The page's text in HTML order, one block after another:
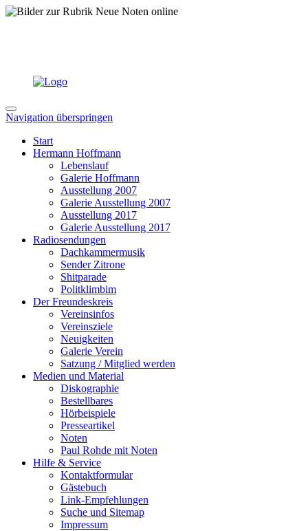
Navigation überspringen
Start
Hermann Hoffmann
Lebenslauf
Galerie Hoffmann
Ausstellung 2007
Galerie Ausstellung 2007
Ausstellung 2017
Galerie Ausstellung 2017
Radiosendungen
Dachkammermusik
Sender Zitrone
Shitparade
Politklimbim
Der Freundeskreis
Vereinsinfos
Vereinsziele
Neuigkeiten
Galerie Verein
Satzung / Mitglied werden
Medien und Material
Diskographie
Bestellbares
Hörbeispiele
Presseartikel
Noten
Paul Rohde mit Noten
Hilfe & Service
Kontaktformular
Gästebuch
Link-Empfehlungen
Suche und Sitemap
Impressum